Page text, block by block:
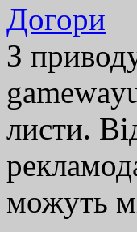
Догори
З
листи.
можуть